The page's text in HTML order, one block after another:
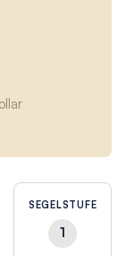
SEGELSTUFE
1